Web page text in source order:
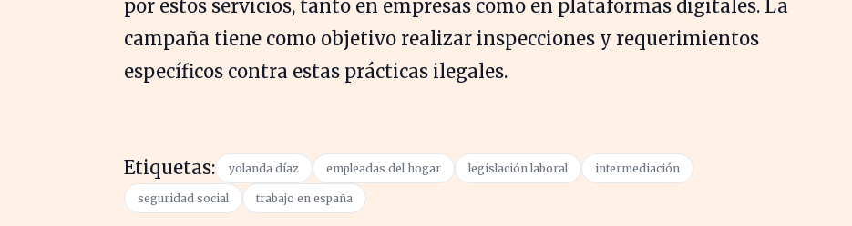
por estos servicios, tanto en empresas como en plataformas digitales. La
campaña tiene como objetivo realizar inspecciones y requerimientos
específicos contra estas prácticas ilegales.
Etiquetas: yolanda díaz empleadas del hogar legislación laboral intermediación
seguridad social trabajo en españa